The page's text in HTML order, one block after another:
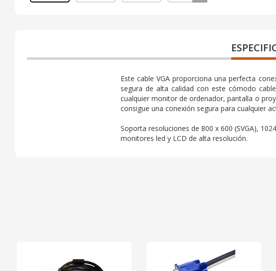
Este cable VGA proporciona una perfecta
segura de alta calidad con este cómodo
cualquier monitor de ordenador, pantalla o
consigue una conexión segura para cualquier
Soporta resoluciones de 800 x 600 (SVGA),
monitores led y LCD de alta resolución.